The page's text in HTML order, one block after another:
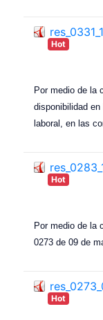
Hot
Por medio de la
disponibilidad
laboral, en las
Hot
Por medio de la
0273 de 09 de
Hot